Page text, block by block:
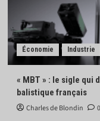
Économie Industrie
« MBT » : le sigle qui
balistique français
Charles de Blondin 0